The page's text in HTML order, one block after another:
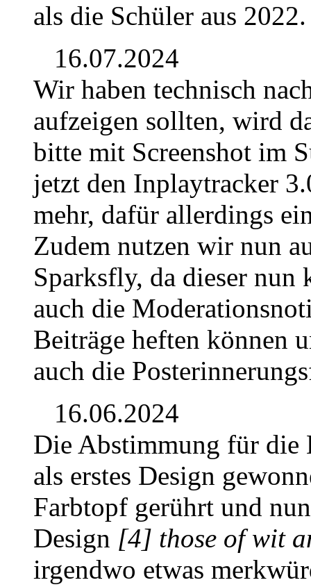
als die Schüler aus 2022.
16.07.2024
Wir haben technisch
aufzeigen sollten, wird
bitte mit Screenshot im
jetzt den Inplaytracker
mehr, dafür allerdings
Zudem nutzen wir nun
Sparksfly, da dieser
auch die
Beiträge heften können
auch die
16.06.2024
Die Abstimmung für die
als erstes Design
Farbtopf gerührt und
Design [4] those of wit
irgendwo etwas